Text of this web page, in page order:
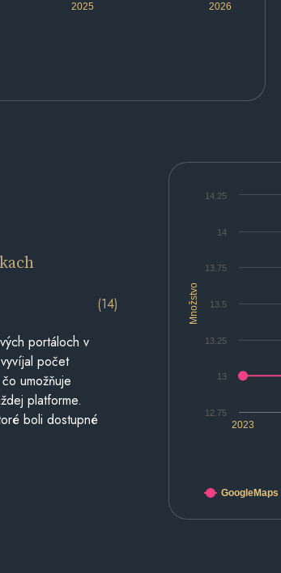
2025 2026
Množstvo
2023
12.75
13
13.25
13.5
13.75
14
14.25
GoogleMaps
(14)
portáloch v
počet
umožňuje
platforme.
boli dostupné